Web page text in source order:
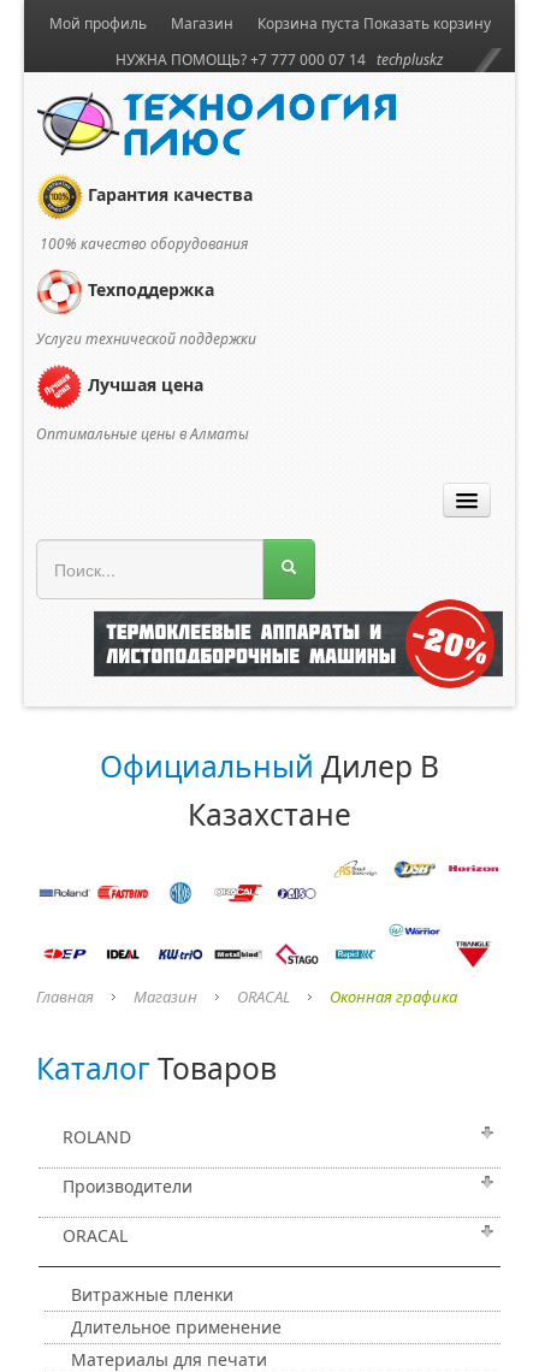
Корзина пуста Показать корзину
Мой профиль
Магазин
НУЖНА ПОМОЩЬ? +7 777 000 07 14 techpluskz
Гарантия качества
100% качество оборудования
Техподдержка
Услуги технической поддержки
Лучшая цена
Оптимальные цены в Алматы
Официальный Дилер В
Казахстане
Главная Магазин ORACAL Оконная графика
КаталогТоваров
ROLAND
Производители
ORACAL
Витражные пленки
Длительное применение
Материалы для печати